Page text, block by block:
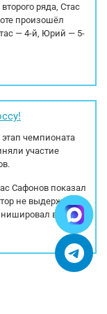
ряда, Стас
произошёл
— 4-й, Юрий — 5-
чемпионата
участие
Сафонов показал
не выдержал —
вторым.